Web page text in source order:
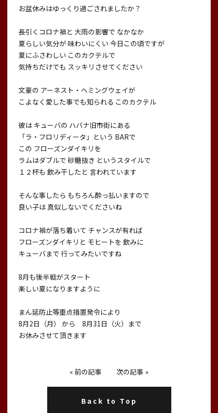
お盆休みはゆっくり過ごされましたか？
長引くコロナ禍と 大雨の影響で なかなか
夏らしい気分が 味わいにくい 今日この頃ですが
夏にふさわしい このカクテルで
気持ちだけでも スッキリさせてください
文豪の アーネスト・ヘミングウェイが
こよなく愛した事でも知られる このカクテル
彼は キューバの ハバナ旧市街にある
「ラ・フロリディータ」という BARで
この フローズンダイキリを
ラムはダブルで 砂糖抜き というスタイルで
１２杯も 飲み干したと 言われています
そんな事したら もちろん酔っ払いますので
良い子は 真似しないでくださいね
コロナ禍が落ち着いて チャンスが有れば
フローズンダイキリと モヒートを 飲みに
キューバまで 行ってみたいですね
8月も後半戦がスタート
楽しい夏になりますように
まん延防止等重点措置発令により
8月2日（月） から 8月31日（火）まで
お休みさせて頂きます
« 前の記事 次の記事 »
Back to Top